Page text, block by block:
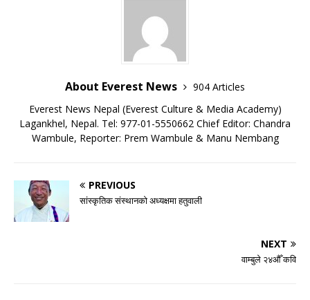
About Everest News
904 Articles
Everest News Nepal (Everest Culture & Media Academy)
Lagankhel, Nepal. Tel: 977-01-5550662 Chief Editor: Chandra
Wambule, Reporter: Prem Wambule & Manu Nembang
PREVIOUS
सांस्कृतिक संस्थानको अध्यक्षमा हतुवाली
NEXT
वाम्बुले २४औँ कवि